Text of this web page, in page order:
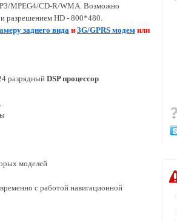
MPEG4/CD-R/WMA. Возможно
разрешением HD - 800*480.
амеру заднего вида и 3G/GPRS модем или
разрядныйDSP процессор
моделей
с работой навигационной